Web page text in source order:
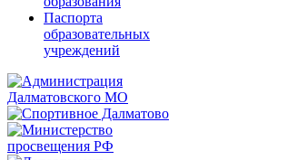
Паспорта
образовательных
учреждений